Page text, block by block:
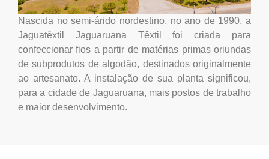
Nascida no semi-árido nordestino, no ano de 1990, a
Jaguatêxtil Jaguaruana Têxtil foi criada para
confeccionar fios a partir de matérias primas oriundas
de subprodutos de algodão, destinados originalmente
ao artesanato. A instalação de sua planta significou,
para a cidade de Jaguaruana, mais postos de trabalho
e maior desenvolvimento.